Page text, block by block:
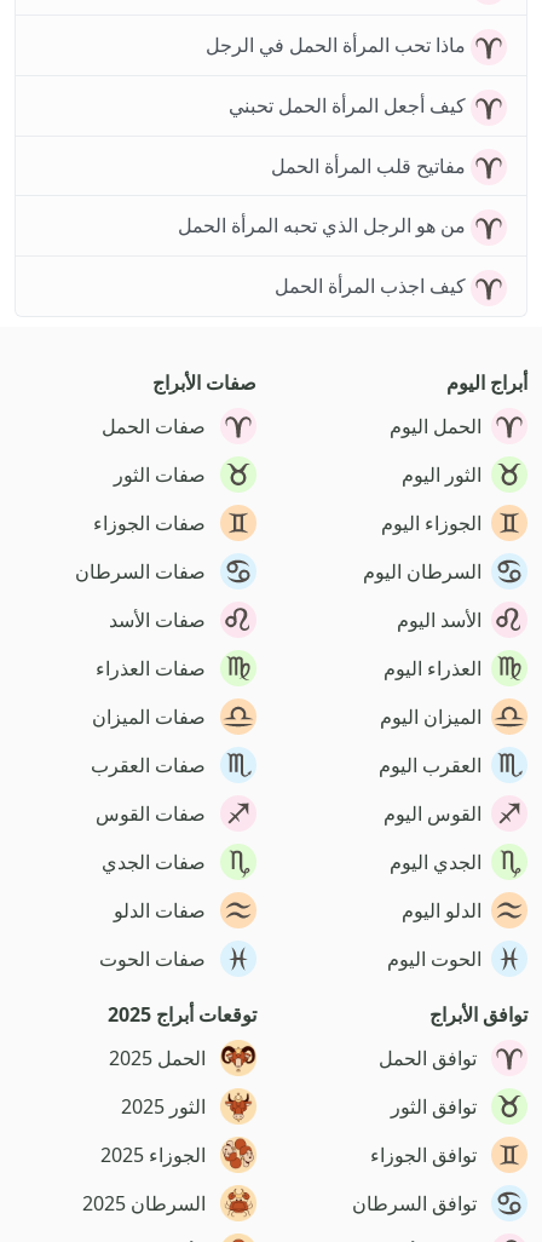
ماذا تحب المرأة الحمل في الرجل
كيف أجعل المرأة الحمل تحبني
مفاتيح قلب المرأة الحمل
من هو الرجل الذي تحبه المرأة الحمل
كيف اجذب المرأة الحمل
أبراج اليوم
الحمل اليوم
الثور اليوم
الجوزاء اليوم
السرطان اليوم
الأسد اليوم
العذراء اليوم
الميزان اليوم
العقرب اليوم
القوس اليوم
الجدي اليوم
الدلو اليوم
الحوت اليوم
صفات الأبراج
صفات الحمل
صفات الثور
صفات الجوزاء
صفات السرطان
صفات الأسد
صفات العذراء
صفات الميزان
صفات العقرب
صفات القوس
صفات الجدي
صفات الدلو
صفات الحوت
توافق الأبراج
توافق الحمل
توافق الثور
توافق الجوزاء
توافق السرطان
توقعات أبراج 2025
الحمل 2025
الثور 2025
الجوزاء 2025
السرطان 2025